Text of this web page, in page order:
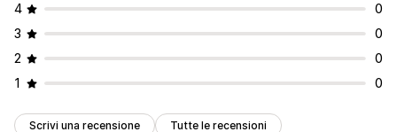
4
0
3
0
2
0
1
0
Scrivi una recensione Tutte le recensioni